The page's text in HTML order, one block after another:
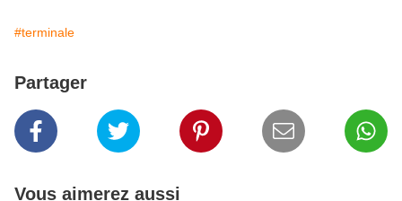
#terminale
Partager
Vous aimerez aussi